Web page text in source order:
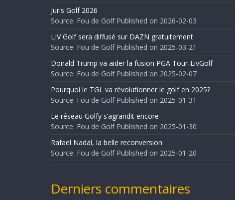
Juris Golf 2026
Source: Fou de Golf Published on 2026-02-03
LIV Golf sera diffusé sur DAZN gratuitement
Source: Fou de Golf Published on 2025-03-21
Donald Trump va aider la fusion PGA Tour-LivGolf
Source: Fou de Golf Published on 2025-02-07
Pourquoi le TGL va révolutionner le golf en 2025?
Source: Fou de Golf Published on 2025-01-31
Le réseau Golfy s’agrandit encore
Source: Fou de Golf Published on 2025-01-30
Rafael Nadal, la belle reconversion
Source: Fou de Golf Published on 2025-01-20
Derniers commentaires